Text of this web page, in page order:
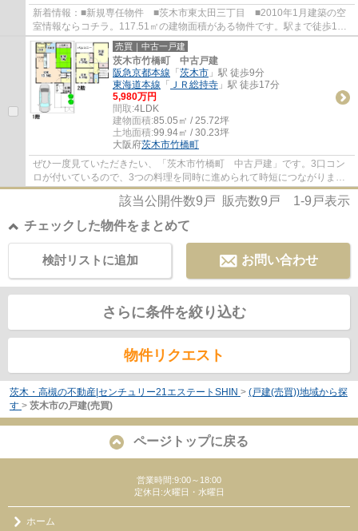
新着情報：■新規専任物件 ■茨木市東太田三丁目 ■2010年1月建築の空
室情報ならコチラ。117.51㎡の建物面積がある物件です。駅まで徒歩15
分の場所に立地しています。駐車が2台できるの...
売買｜中古一戸建
茨木市竹橋町 中古戸建
阪急京都本線 「 茨木市 」駅 徒歩9分
東海道本線 「 ＪＲ総持寺 」駅 徒歩17分
5,980万円
間取:4LDK
建物面積:85.05㎡ / 25.72坪
土地面積:99.94㎡ / 30.23坪
大阪府茨木市竹橋町
ぜひ一度見ていただきたい、「茨木市竹橋町 中古戸建」です。3口コン
ロが付いているので、3つの料理を同時に進められて時短につながりま
す。カーポート付きで愛車やオートバイを直射...
該当公開件数9 戸 販売数9 戸 1-9 戸表示
チェックした物件をまとめて
お問い合わせ
検討リストに追加
さらに条件を絞り込む
物件リクエスト
茨木・高槻の不動産|センチュリー21エステートSHIN > (戸建(売買))地域から探
す > 茨木市の戸建(売買)
ページトップに戻る
営業時間:9:00～18:00
定休日:火曜日・水曜日
ホーム